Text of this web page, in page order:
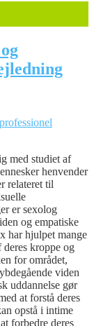
med studiet af
henvender
relateret til
er sexolog
og empatiske
har hjulpet mange
deres kroppe og
for området,
viden
uddannelse gør
at forstå deres
opstå i intime
forbedre deres